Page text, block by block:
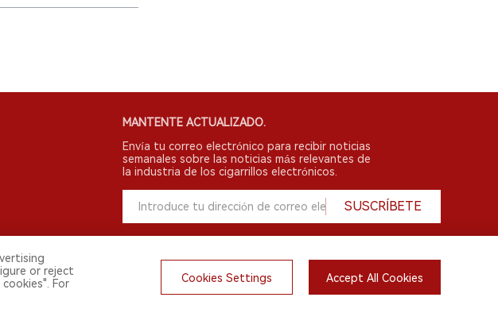
MANTENTE ACTUALIZADO.
Envía tu correo electrónico para recibir noticias
semanales sobre las noticias más relevantes de
la industria de los cigarrillos electrónicos.
SUSCRÍBETE
or reject
For
Cookies Settings Accept All Cookies